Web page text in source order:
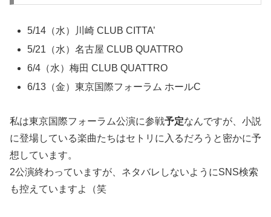
5/14（水）川崎 CLUB CITTA’
5/21（水）名古屋 CLUB QUATTRO
6/4（水）梅田 CLUB QUATTRO
6/13（金）東京国際フォーラム ホールC
私は東京国際フォーラム公演に参戦予定なんですが、小説
に登場している楽曲たちはセトリに入るだろうと密かに予
想しています。
2公演終わっていますが、ネタバレしないようにSNS検索
も控えていますよ（笑